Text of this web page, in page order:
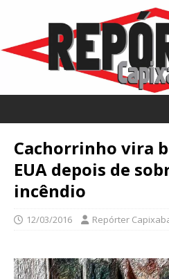
Cachorrinho vira
EUA depois de
incêndio
12/03/2016 Repórter